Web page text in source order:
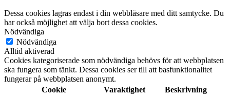
Dessa cookies lagras endast i din webbläsare med ditt samtycke. Du
har också möjlighet att välja bort dessa cookies.
Nödvändiga
Nödvändiga
Alltid aktiverad
Cookies kategoriserade som nödvändiga behövs för att webbplatsen
ska fungera som tänkt. Dessa cookies ser till att basfunktionalitet
fungerar på webbplatsen anonymt.
Cookie
Varaktighet Beskrivning